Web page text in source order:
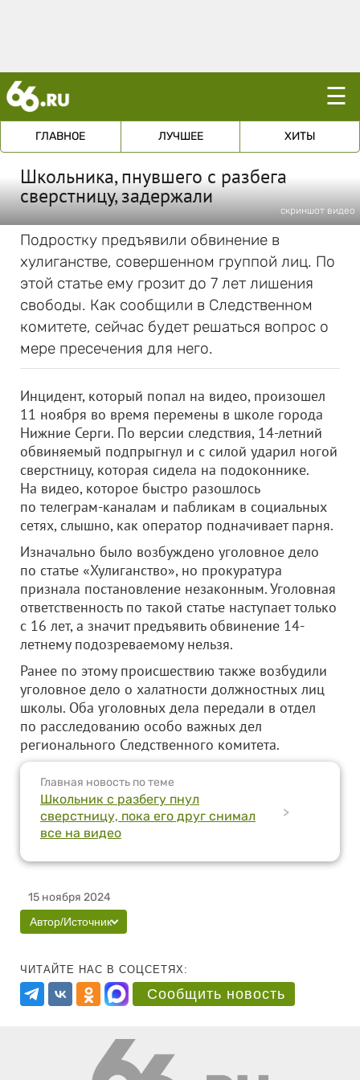
☰
ГЛАВНОЕ ЛУЧШЕЕ ХИТЫ
Школьника, пнувшего с разбега
сверстницу, задержали
скриншот видео
Подростку предъявили обвинение в
хулиганстве, совершенном группой лиц. По
этой статье ему грозит до 7 лет лишения
свободы. Как сообщили в Следственном
комитете, сейчас будет решаться вопрос о
мере пресечения для него.
Инцидент, который попал на видео, произошел
11 ноября во время перемены в школе города
Нижние Серги. По версии следствия, 14-летний
обвиняемый подпрыгнул и с силой ударил ногой
сверстницу, которая сидела на подоконнике.
На видео, которое быстро разошлось
по телеграм-каналам и пабликам в социальных
сетях, слышно, как оператор подначивает парня.
Изначально было возбуждено уголовное дело
по статье «Хулиганство», но прокуратура
признала постановление незаконным. Уголовная
ответственность по такой статье наступает только
с 16 лет, а значит предъявить обвинение 14-
летнему подозреваемому нельзя.
Ранее по этому происшествию также возбудили
уголовное дело о халатности должностных лиц
школы. Оба уголовных дела передали в отдел
по расследованию особо важных дел
регионального Следственного комитета.
Главная новость по теме
Школьник с разбегу пнул
сверстницу, пока его друг снимал
все на видео
>
15 ноября 2024
Автор/Источник
ЧИТАЙТЕ НАС В СОЦСЕТЯХ:
Сообщить новость